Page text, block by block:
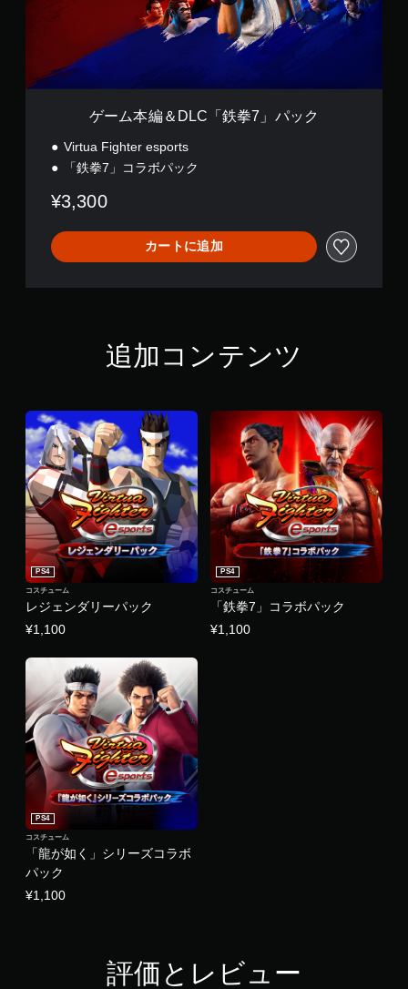
拳
7
ゲーム本編＆DLC「鉄拳7」パック
Virtua Fighter esports
「鉄拳7」コラボパック
¥3,300
カートに追加
追加コンテンツ
レジェンダリーパック
PS4
コスチューム
¥1,100
「鉄拳7」コラボパック
PS4
コスチューム
¥1,100
「龍が如く」シリーズコラボ
パック
PS4
コスチューム
¥1,100
評価とレビュー